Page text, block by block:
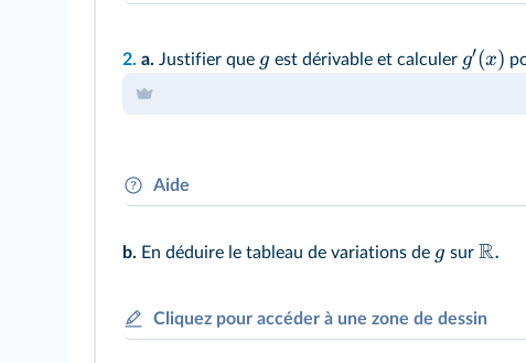
2. a. Justifier que g est dérivable et calculer g′(x)
Aide
différentes opérations de fonctions de référence.
b. En déduire le tableau de variations de g sur R.
Cliquez pour accéder à une zone de dessin